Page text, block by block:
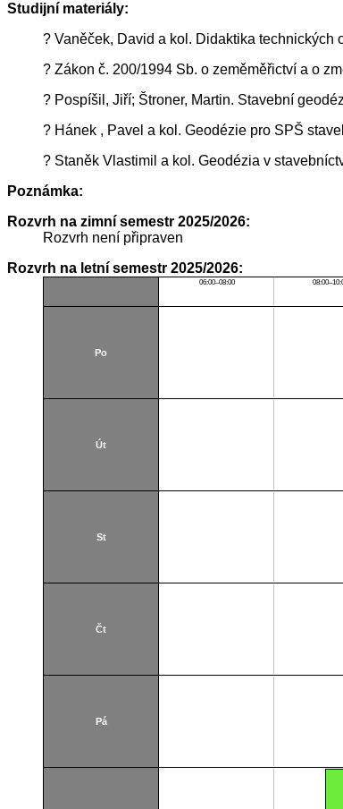
Studijní materiály:
? Vaněček, David a kol. Didaktika technických
? Zákon č. 200/1994 Sb. o zeměměřictví a o
? Pospíšil, Jiří; Štroner, Martin. Stavební
? Hánek , Pavel a kol. Geodézie pro SPŠ
? Staněk Vlastimil a kol. Geodézia v
Poznámka:
Rozvrh na zimní semestr 2025/2026:
Rozvrh není připraven
Rozvrh na letní semestr 2025/2026:
06:00–08:00
Po
Út
St
Čt
Pá